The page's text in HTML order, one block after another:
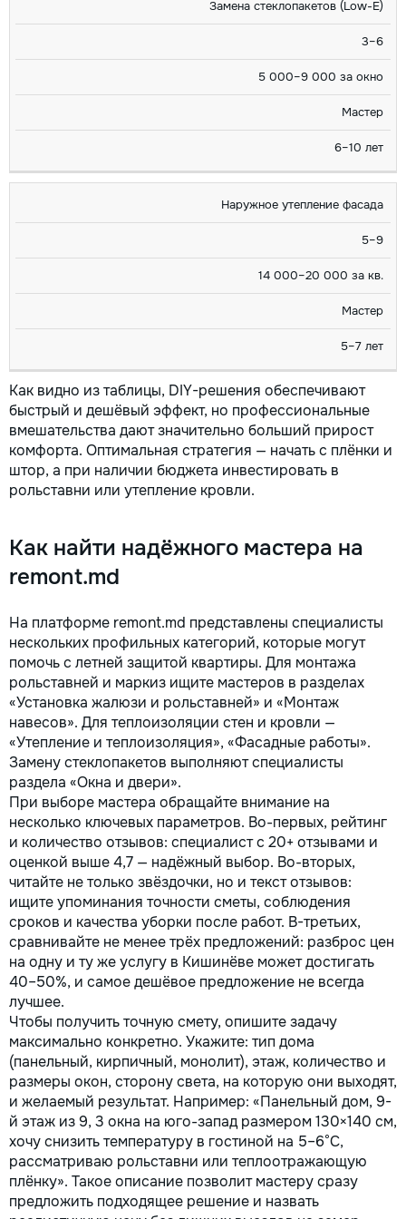
Замена стеклопакетов (Low-E)
3–6
5 000–9 000 за окно
Мастер
6–10 лет
Наружное утепление фасада
5–9
14 000–20 000 за кв.
Мастер
5–7 лет
Как видно из таблицы, DIY-решения обеспечивают
быстрый и дешёвый эффект, но профессиональные
вмешательства дают значительно больший прирост
комфорта. Оптимальная стратегия — начать с плёнки и
штор, а при наличии бюджета инвестировать в
рольставни или утепление кровли.
Как найти надёжного мастера на
remont.md
На платформе remont.md представлены специалисты
нескольких профильных категорий, которые могут
помочь с летней защитой квартиры. Для монтажа
рольставней и маркиз ищите мастеров в разделах
«Установка жалюзи и рольставней» и «Монтаж
навесов». Для теплоизоляции стен и кровли —
«Утепление и теплоизоляция», «Фасадные работы».
Замену стеклопакетов выполняют специалисты
раздела «Окна и двери».
При выборе мастера обращайте внимание на
несколько ключевых параметров. Во-первых, рейтинг
и количество отзывов: специалист с 20+ отзывами и
оценкой выше 4,7 — надёжный выбор. Во-вторых,
читайте не только звёздочки, но и текст отзывов:
ищите упоминания точности сметы, соблюдения
сроков и качества уборки после работ. В-третьих,
сравнивайте не менее трёх предложений: разброс цен
на одну и ту же услугу в Кишинёве может достигать
40–50%, и самое дешёвое предложение не всегда
лучшее.
Чтобы получить точную смету, опишите задачу
максимально конкретно. Укажите: тип дома
(панельный, кирпичный, монолит), этаж, количество и
размеры окон, сторону света, на которую они выходят,
и желаемый результат. Например: «Панельный дом, 9-
й этаж из 9, 3 окна на юго-запад размером 130×140 см,
хочу снизить температуру в гостиной на 5–6°C,
рассматриваю рольставни или теплоотражающую
плёнку». Такое описание позволит мастеру сразу
предложить подходящее решение и назвать